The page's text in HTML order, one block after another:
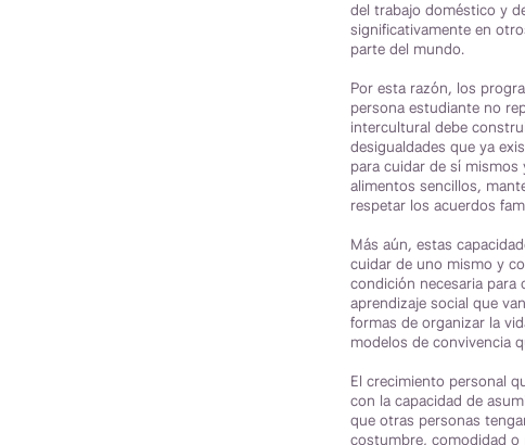
del trabajo doméstico y
significativamente en
parte del mundo.
Por esta razón, los
persona estudiante no
intercultural debe
desigualdades que ya
para cuidar de sí
alimentos sencillos,
respetar los acuerdos
Más aún, estas
cuidar de uno mismo y
condición necesaria
aprendizaje social que
formas de organizar la
modelos de convivencia
El crecimiento personal
con la capacidad de
que otras personas
costumbre, comodidad o